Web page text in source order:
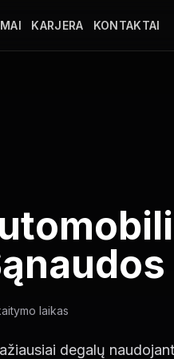
KARJERA KONTAKTAI
laikas
degalų